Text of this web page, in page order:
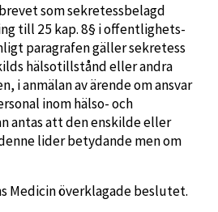
som sekretessbelagd
till 25 kap. 8§ i offentlighets-
paragrafen gäller sekretess
hälsotillstånd eller andra
i anmälan av ärende om ansvar
inom hälso- och
antas att den enskilde eller
lider betydande men om
Medicin överklagade beslutet.